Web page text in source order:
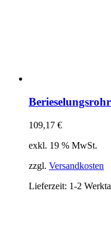
109,17 €
exkl. 19 % MwSt.
zzgl. Versandkosten
Lieferzeit: 1-2